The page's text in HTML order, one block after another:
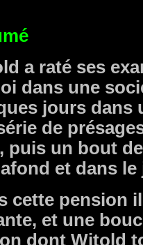
a raté ses
dans une
jours dans
de
puis un bout
et dans le
cette pension
et une
dont Witold